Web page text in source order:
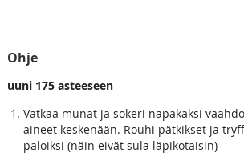
Ohje
uuni 175 asteeseen
Vatkaa munat ja sokeri napakaksi
aineet keskenään. Rouhi pätkikset ja
paloiksi (näin eivät sula läpikotaisin)